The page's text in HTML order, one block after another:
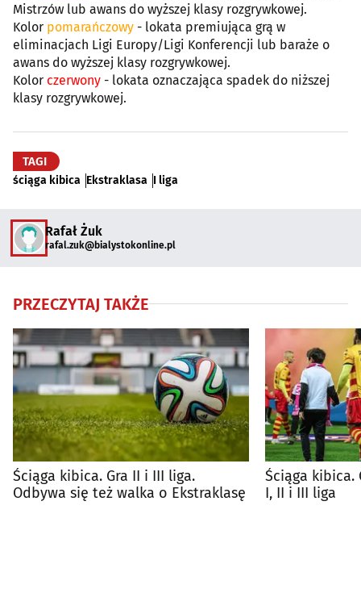
Mistrzów lub awans do wyższej klasy rozgrywkowej.
Kolor pomarańczowy - lokata premiująca grą w
eliminacjach Ligi Europy/Ligi Konferencji lub baraże o
awans do wyższej klasy rozgrywkowej.
Kolor czerwony - lokata oznaczająca spadek do niższej
klasy rozgrywkowej.
TAGI
ściąga kibica Ekstraklasa I liga
Rafał Żuk
rafal.zuk@bialystokonline.pl
PRZECZYTAJ TAKŻE
Ściąga kibica. Gra II i III liga.
Odbywa się też walka o Ekstraklasę
Ściąga kibica.
I, II i III liga